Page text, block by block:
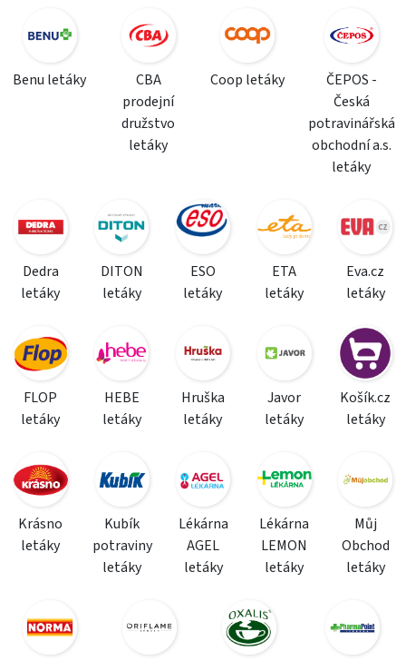
Benu letáky
CBA
prodejní
družstvo
letáky
Coop letáky
ČEPOS -
Česká
potravinářská
obchodní a.s.
letáky
Dedra
letáky
DITON
letáky
ESO
letáky
ETA
letáky
Eva.cz
letáky
FLOP
letáky
HEBE
letáky
Hruška
letáky
Javor
letáky
Košík.cz
letáky
Krásno
letáky
Kubík
potraviny
letáky
Lékárna
AGEL
letáky
Lékárna
LEMON
letáky
Můj
Obchod
letáky